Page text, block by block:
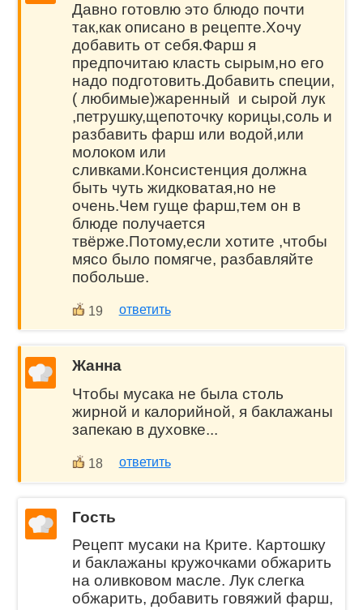
Давно готовлю это блюдо почти
так,как описано в рецепте.Хочу
добавить от себя.Фарш я
предпочитаю класть сырым,но его
надо подготовить.Добавить специи,
( любимые)жаренный и сырой лук
,петрушку,щепоточку корицы,соль и
разбавить фарш или водой,или
молоком или
сливками.Консистенция должна
быть чуть жидковатая,но не
очень.Чем гуще фарш,тем он в
блюде получается
твёрже.Потому,если хотите ,чтобы
мясо было помягче, разбавляйте
побольше.
19 ответить
Жанна
Чтобы мусака не была столь
жирной и калорийной, я баклажаны
запекаю в духовке...
18 ответить
Гость
Рецепт мусаки на Крите. Картошку
и баклажаны кружочками обжарить
на оливковом масле. Лук слегка
обжарить, добавить говяжий фарш,